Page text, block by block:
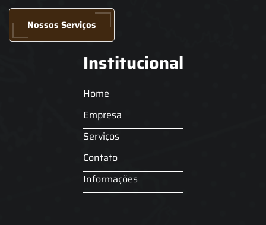
Nossos Serviços
Institucional
Home
Empresa
Serviços
Contato
Informações